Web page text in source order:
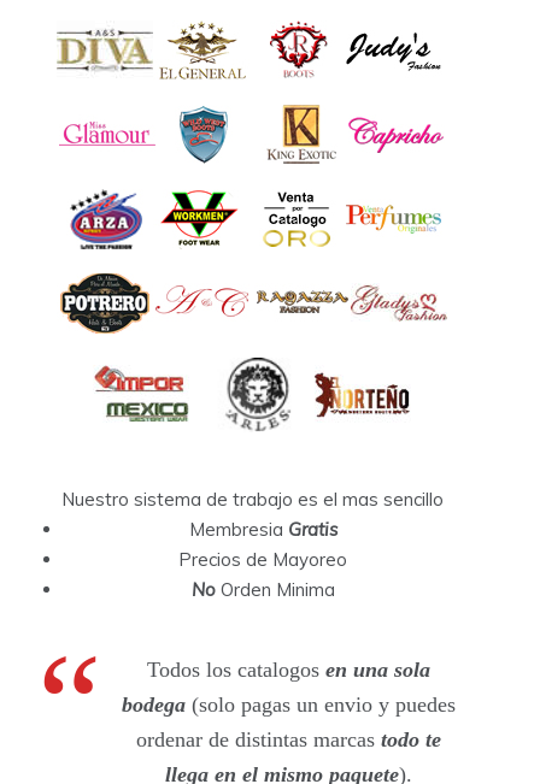
Nuestro sistema de trabajo es el mas sencillo
Membresia Gratis
Precios de Mayoreo
NoOrden Minima
Todos los catalogos en una sola
bodega (solo pagas un envio y puedes
ordenar de distintas marcastodo te
llega en el mismo paquete).